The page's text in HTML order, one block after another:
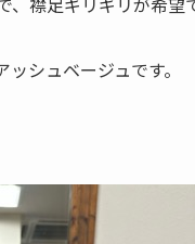
シュベージュです。